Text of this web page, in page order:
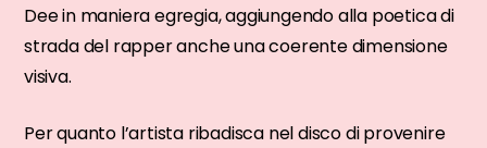
Dee in maniera egregia, aggiungendo alla poetica di
strada del rapper anche una coerente dimensione
visiva.
Per quanto l’artista ribadisca nel disco di provenire